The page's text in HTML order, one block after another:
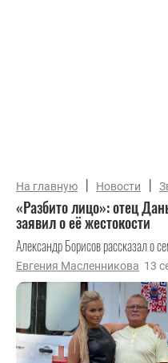
На главную | Новости |
«Разбито лицо»: отец
заявил о её жестокости
Александр Борисов рассказал о
Евгения Масленникова 13